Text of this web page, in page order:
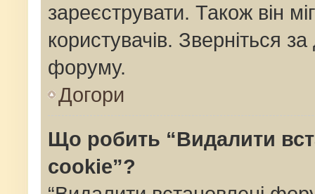
зареєструвати. Також він
користувачів. Зверніться
форуму.
Догори
Що робить “Видалити
cookie”?